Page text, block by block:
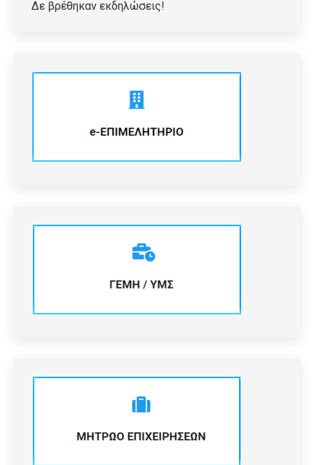
Δε βρέθηκαν εκδηλώσεις!